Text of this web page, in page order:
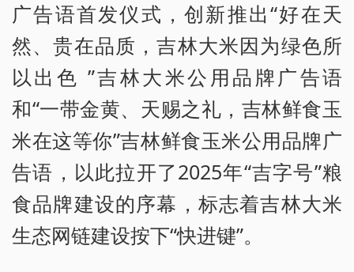
广告语首发仪式，创新推出“好在天
然、贵在品质，吉林大米因为绿色所
以出色 ”吉林大米公用品牌广告语
和“一带金黄、天赐之礼，吉林鲜食玉
米在这等你”吉林鲜食玉米公用品牌广
告语，以此拉开了2025年“吉字号”粮
食品牌建设的序幕，标志着吉林大米
生态网链建设按下“快进键”。